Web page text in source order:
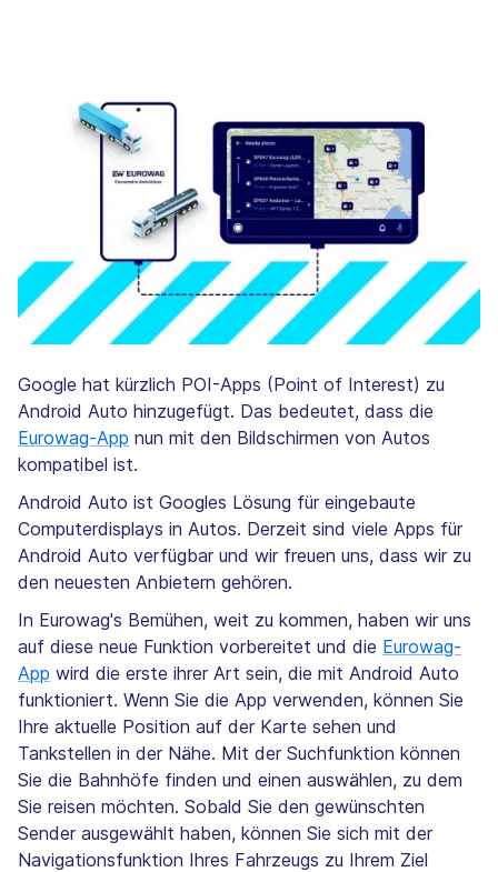
Google hat kürzlich POI-Apps (Point of Interest) zu
Android Auto hinzugefügt. Das bedeutet, dass die
Eurowag-App nun mit den Bildschirmen von Autos
kompatibel ist.
Android Auto ist Googles Lösung für eingebaute
Computerdisplays in Autos. Derzeit sind viele Apps für
Android Auto verfügbar und wir freuen uns, dass wir zu
den neuesten Anbietern gehören.
In Eurowag's Bemühen, weit zu kommen, haben wir uns
auf diese neue Funktion vorbereitet und die Eurowag-
App wird die erste ihrer Art sein, die mit Android Auto
funktioniert. Wenn Sie die App verwenden, können Sie
Ihre aktuelle Position auf der Karte sehen und
Tankstellen in der Nähe. Mit der Suchfunktion können
Sie die Bahnhöfe finden und einen auswählen, zu dem
Sie reisen möchten. Sobald Sie den gewünschten
Sender ausgewählt haben, können Sie sich mit der
Navigationsfunktion Ihres Fahrzeugs zu Ihrem Ziel